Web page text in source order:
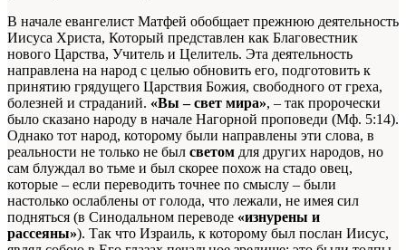
В начале евангелист Матфей обобщает прежнюю деятельность
Иисуса Христа, Который представлен как Благовестник
нового Царства, Учитель и Целитель. Эта деятельность
направлена на народ с целью обновить его, подготовить к
принятию грядущего Царствия Божия, свободного от греха,
болезней и страданий. «Вы – свет мира», – так пророчески
было сказано народу в начале Нагорной проповеди (Мф. 5:14).
Однако тот народ, которому были направлены эти слова, в
реальности не только не был светом для других народов, но
сам блуждал во тьме и был скорее похож на стадо овец,
которые – если переводить точнее по смыслу – были
настолько ослаблены от голода, что лежали, не имея сил
подняться (в Синодальном переводе «изнурены и
рассеяны»). Так что Израиль, к которому был послан Иисус,